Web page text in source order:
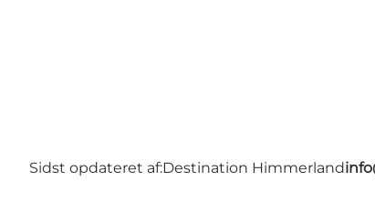
Sidst opdateret af:Destination Himmerland